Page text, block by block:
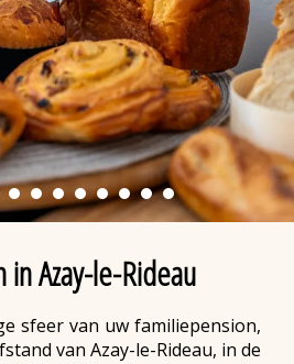
in Azay-le-Rideau
sfeer van uw familiepension,
van Azay-le-Rideau, in de